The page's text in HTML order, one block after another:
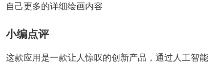
自己更多的详细绘画内容
小编点评
这款应用是一款让人惊叹的创新产品，通过人工智能